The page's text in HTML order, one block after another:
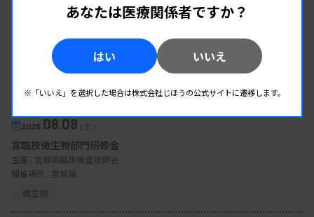
EVENT
イベント情報
2026. 08.08（土）
宮臨技微生物部門研修会
主催 : 宮城県臨床検査技師会
開催場所 : 宮城県
微生物
あなたは医療関係者ですか？
はい いいえ
※「いいえ」を選択した場合は株式会社じほうの公式サイトに遷移します。